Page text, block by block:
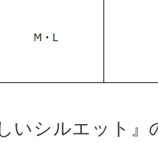
いシルエット』